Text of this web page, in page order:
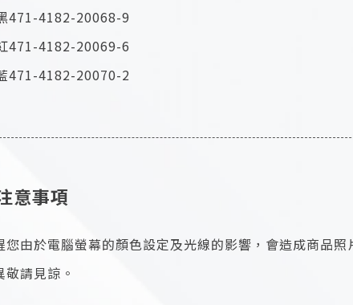
471-4182-20068-9
471-4182-20069-6
471-4182-20070-2
意事項
您由於電腦螢幕的顏色設定及光線的影響，會造成商品
敬請見諒。